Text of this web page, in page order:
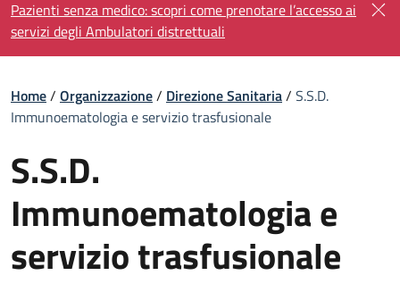
Pazienti senza medico: scopri come prenotare l’accesso ai
servizi degli Ambulatori distrettuali
Home/ Organizzazione/ Direzione Sanitaria/ S.S.D.
Immunoematologia e servizio trasfusionale
S.S.D.
Immunoematologia e
servizio trasfusionale